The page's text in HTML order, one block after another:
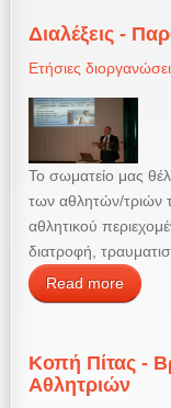
Διαλέξεις -
Ετήσιες
Το σωματείο μας
των αθλητών/τριών
αθλητικού
διατροφή,
Read more
Κοπή Πίτας -
Αθλητριών